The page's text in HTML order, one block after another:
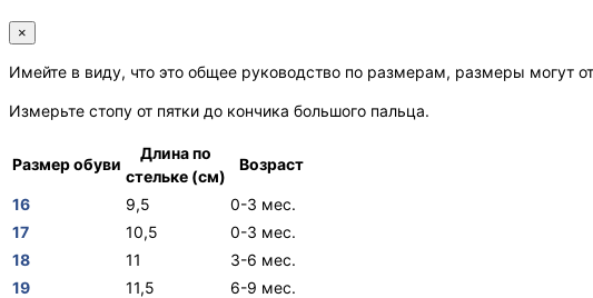
×
Имейте в виду, что это общее руководство по размерам, размеры могут
Измерьте стопу от пятки до кончика большого пальца.
Размер обуви
Длина по
стельке (см)
Возраст
16 9,5
0-3 мес.
17
10,5
0-3 мес.
18
11
3-6 мес.
19
11,5
6-9 мес.